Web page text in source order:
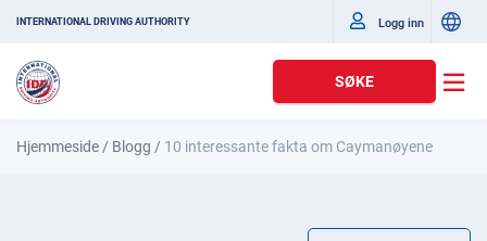
INTERNATIONAL DRIVING AUTHORITY Logg inn
SØKE
Hjemmeside / Blogg / 10 interessante fakta om Caymanøyene